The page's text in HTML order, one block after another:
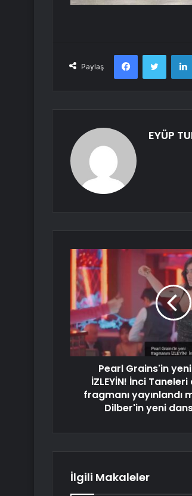
Paylaş
FacebookTwitter
EYÜP
Pearl Grains'in
İZLEYİN! İnci
fragmanı yayınlandı
Dilber'in yeni
İlgili Makaleler